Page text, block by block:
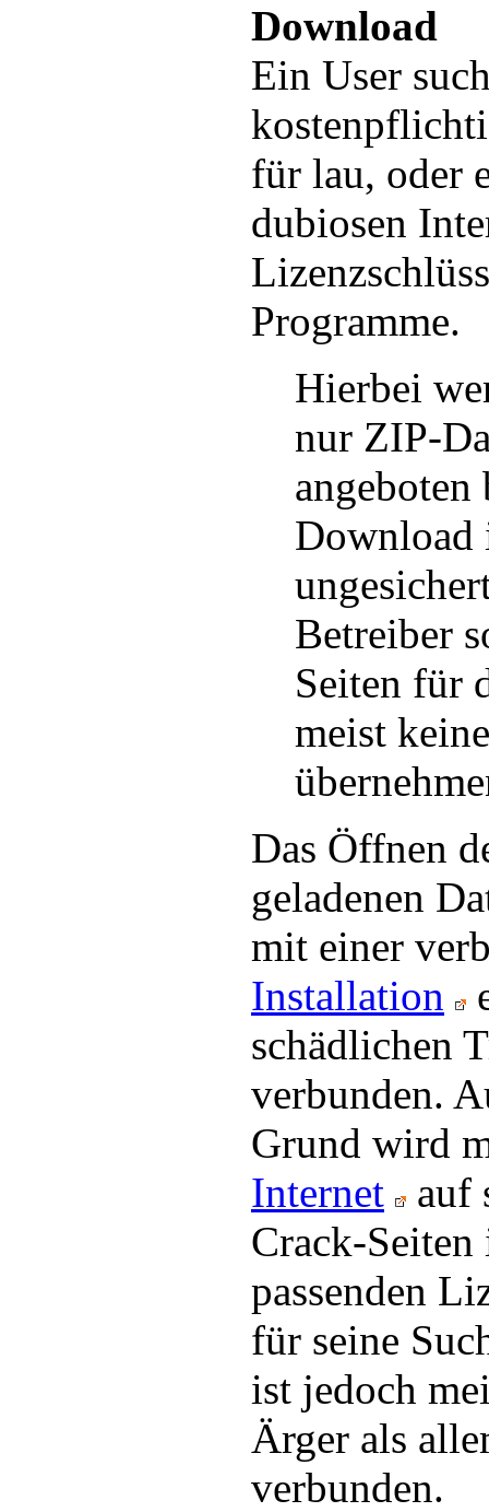
Download
Ein User
für lau, oder
dubiosen
Programme.
Hierbei
nur ZIP-
angeboten
Download
Betreiber
Seiten für
meist
Das Öffnen
geladenen
mit einer
Installation
schädlichen
verbunden.
Grund wird
Internet
auf
Crack-
passenden
für seine
ist jedoch
Ärger als
verbunden.